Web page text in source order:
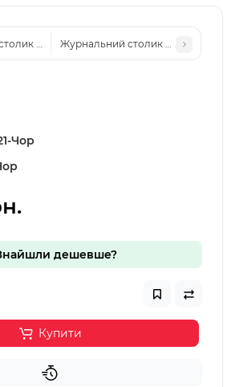
універсальний, столик під ноутбук,
Журнальний столик
Чор
дешевше?
Купити